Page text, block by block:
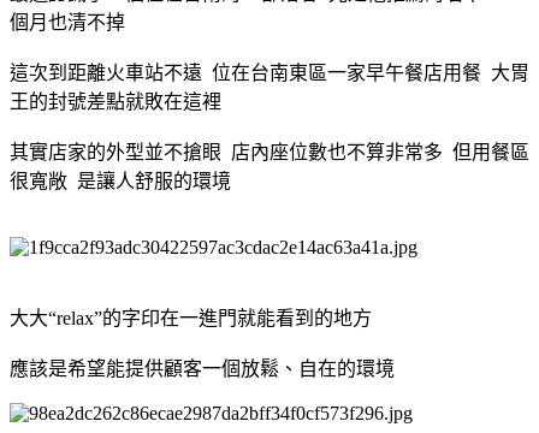
個月也清不掉
這次到距離火車站不遠 位在台南東區一家早午餐店用餐 大胃
王的封號差點就敗在這裡
其實店家的外型並不搶眼 店內座位數也不算非常多 但用餐區
很寬敞 是讓人舒服的環境
大大“relax”的字印在一進門就能看到的地方
應該是希望能提供顧客一個放鬆、自在的環境